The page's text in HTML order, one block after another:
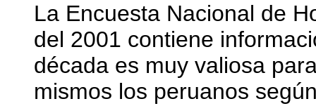
La Encuesta Nacional de
del 2001 contiene
década es muy valiosa
mismos los peruanos